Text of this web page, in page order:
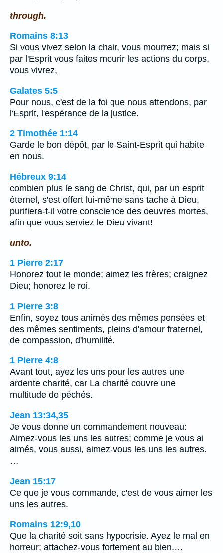
through.
Romains 8:13
Si vous vivez selon la chair, vous mourrez; mais si
par l'Esprit vous faites mourir les actions du corps,
vous vivrez,
Galates 5:5
Pour nous, c'est de la foi que nous attendons, par
l'Esprit, l'espérance de la justice.
2 Timothée 1:14
Garde le bon dépôt, par le Saint-Esprit qui habite
en nous.
Hébreux 9:14
combien plus le sang de Christ, qui, par un esprit
éternel, s'est offert lui-même sans tache à Dieu,
purifiera-t-il votre conscience des oeuvres mortes,
afin que vous serviez le Dieu vivant!
unto.
1 Pierre 2:17
Honorez tout le monde; aimez les frères; craignez
Dieu; honorez le roi.
1 Pierre 3:8
Enfin, soyez tous animés des mêmes pensées et
des mêmes sentiments, pleins d'amour fraternel,
de compassion, d'humilité.
1 Pierre 4:8
Avant tout, ayez les uns pour les autres une
ardente charité, car La charité couvre une
multitude de péchés.
Jean 13:34,35
Je vous donne un commandement nouveau:
Aimez-vous les uns les autres; comme je vous ai
aimés, vous aussi, aimez-vous les uns les autres.
…
Jean 15:17
Ce que je vous commande, c'est de vous aimer les
uns les autres.
Romains 12:9,10
Que la charité soit sans hypocrisie. Ayez le mal en
horreur; attachez-vous fortement au bien.…